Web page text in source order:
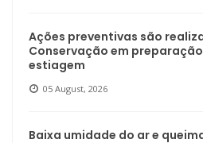
Ações preventivas são
Conservação em
estiagem
05 August, 2026
Baixa umidade do ar e